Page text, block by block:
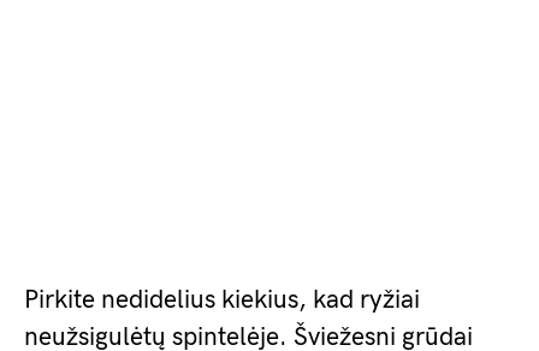
Pirkite nedidelius kiekius, kad ryžiai
neužsigulėtų spintelėje. Šviežesni grūdai